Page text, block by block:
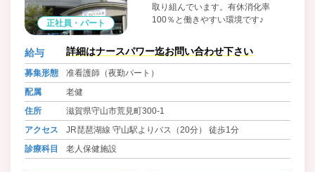
正社員・パート
取り組んでいます。有休消化率
100％と働きやすい環境です♪
給与 詳細はナースパワー迄お問い合わせ下さい
募集形態
准看護師（夜勤パート）
配属
老健
住所
滋賀県守山市荒見町300-1
アクセス
JR琵琶湖線 守山駅よりバス（20分） 徒歩1分
診療科目
老人保健施設